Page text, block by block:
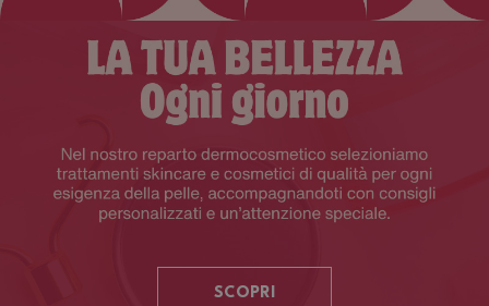
SCOPRI